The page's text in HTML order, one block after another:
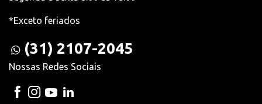
*Exceto feriados
(31) 2107-2045
Nossas Redes Sociais